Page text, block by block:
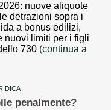
nuove aliquote
detrazioni sopra i
a bonus edilizi,
nuovi limiti per i figli
730 (continua a
penalmente?